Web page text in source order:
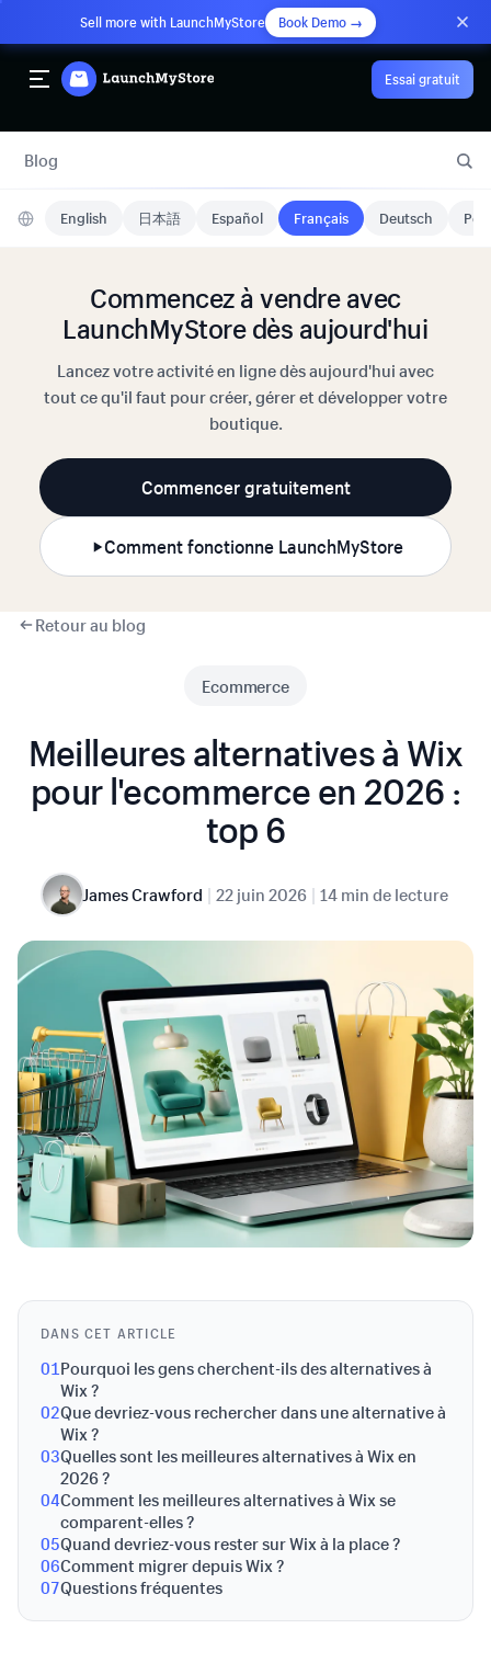
Sell more with LaunchMyStore Book Demo →
Essai gratuit
Blog
English 日本語 Español Français Deutsch
Commencez à vendre avec
LaunchMyStore dès aujourd'hui
Lancez votre activité en ligne dès aujourd'hui avec
tout ce qu'il faut pour créer, gérer et développer votre
boutique.
Commencer gratuitement
Comment fonctionne LaunchMyStore
Retour au blog
Ecommerce
Meilleures alternatives à Wix
pour l'ecommerce en 2026 :
top 6
James Crawford | 22 juin 2026 | 14 min de lecture
DANS CET ARTICLE
01Pourquoi les gens cherchent-ils des alternatives à
Wix ?
02Que devriez-vous rechercher dans une alternative à
Wix ?
03Quelles sont les meilleures alternatives à Wix en
2026 ?
04Comment les meilleures alternatives à Wix se
comparent-elles ?
05Quand devriez-vous rester sur Wix à la place ?
06Comment migrer depuis Wix ?
07Questions fréquentes